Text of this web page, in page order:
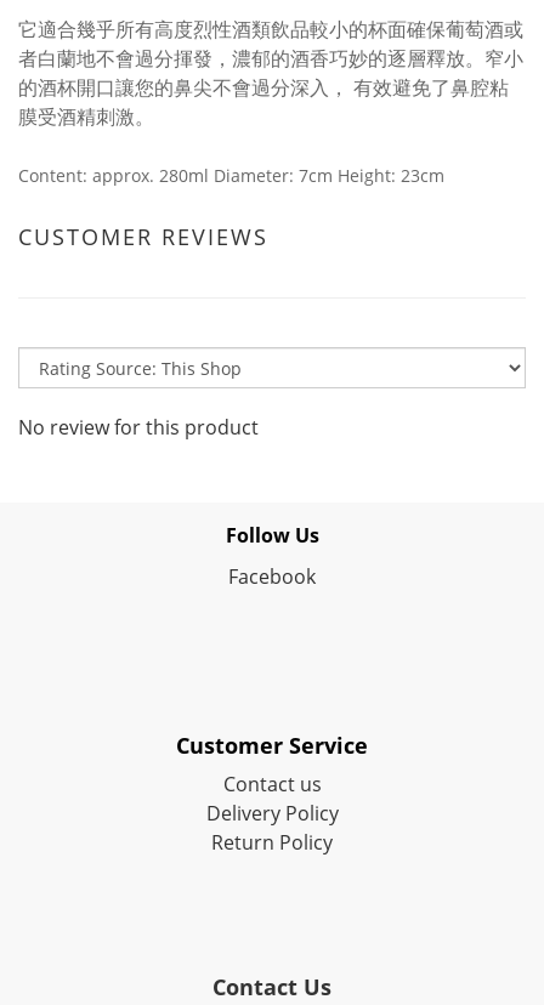
它適合幾乎所有高度烈性酒類飲品較小的杯面確保葡萄酒或
者白蘭地不會過分揮發，濃郁的酒香巧妙的逐層釋放。窄小
的酒杯開口讓您的鼻尖不會過分深入， 有效避免了鼻腔粘
膜受酒精刺激。
Content: approx. 280ml Diameter: 7cm Height: 23cm
CUSTOMER REVIEWS
No review for this product
Follow Us
Facebook
Customer Service
Contact us
Delivery Policy
Return Policy
Contact Us